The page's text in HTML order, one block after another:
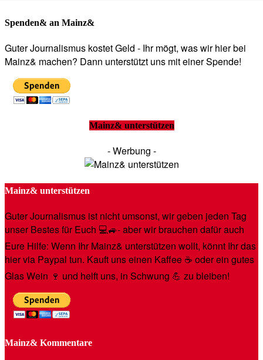
Spenden& an Mainz&
Guter Journalismus kostet Geld - Ihr mögt, was wir hier bei
Mainz& machen? Dann unterstützt uns mit einer Spende!
Mainz& unterstützen
- Werbung -
Mainz& unterstützen
Guter Journalismus ist nicht umsonst, wir geben jeden Tag
unser Bestes für Euch 💻🚙- aber wir brauchen dafür auch
Eure Hilfe: Wenn Ihr Mainz& unterstützen wollt, könnt Ihr das
hier via Paypal tun. Kauft uns einen Kaffee ☕️ oder ein gutes
Glas Wein 🍷 und helft uns, in Schwung 💪 zu bleiben!
Mainz& Kommentare